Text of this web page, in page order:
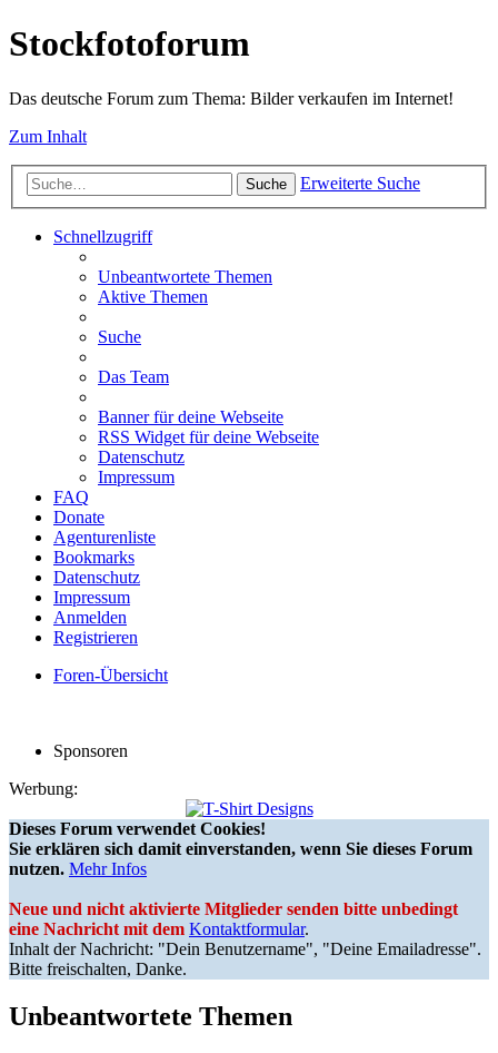
Stockfotoforum
Das deutsche Forum zum Thema: Bilder verkaufen im Internet!
Zum Inhalt
Suche Erweiterte Suche
Schnellzugriff
Unbeantwortete Themen
Aktive Themen
Suche
Das Team
Banner für deine Webseite
RSS Widget für deine Webseite
Datenschutz
Impressum
FAQ
Donate
Agenturenliste
Bookmarks
Datenschutz
Impressum
Anmelden
Registrieren
Foren-Übersicht
Sponsoren
Werbung:
Dieses Forum verwendet Cookies!
Sie erklären sich damit einverstanden, wenn Sie dieses Forum
nutzen. Mehr Infos
Neue und nicht aktivierte Mitglieder senden bitte unbedingt
eine Nachricht mit dem Kontaktformular.
Inhalt der Nachricht: "Dein Benutzername", "Deine Emailadresse".
Bitte freischalten, Danke.
Unbeantwortete Themen